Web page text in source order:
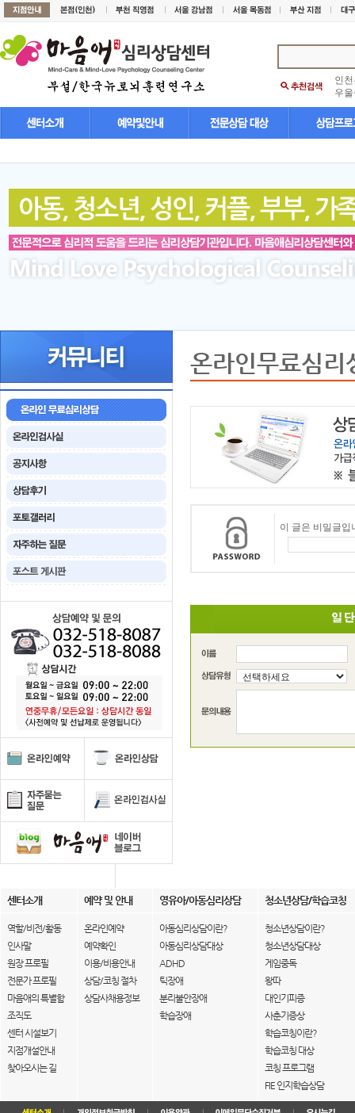
인
우
온라인무료심리
이 글은 비밀글입
센터소개 예약 및 안내 영유아/아동심리상담 청소년상담/학습코칭
역할/비전/활동
인사말
원장 프로필
전문가 프로필
마음애의 특별함
조직도
센터 시설보기
지점개설안내
찾아오시는 길
온라인예약
예약확인
이용/비용안내
상담/코칭 절차
상담사채용정보
아동심리상담이란?
아동심리상담대상
ADHD
틱장애
분리불안장애
학습장애
청소년상담이란?
청소년상담대상
게임중독
왕따
대인기피증
사춘기증상
학습코칭이란?
학습코칭 대상
코칭 프로그램
FIE 인지학습상담